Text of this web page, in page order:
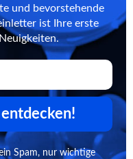
und bevorstehende
ist Ihre erste
Spam, nur wichtige